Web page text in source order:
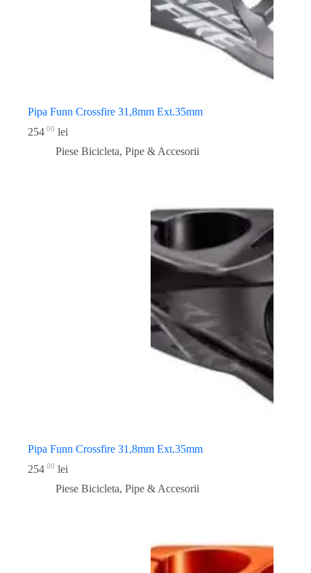
Pipa Funn Crossfire 31,8mm Ext.35mm
254 00 lei
Piese Bicicleta, Pipe & Accesorii
Pipa Funn Crossfire 31,8mm Ext.35mm
254 00 lei
Piese Bicicleta, Pipe & Accesorii